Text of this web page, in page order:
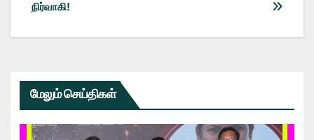
நிர்வாகி!
மேலும் செய்திகள்